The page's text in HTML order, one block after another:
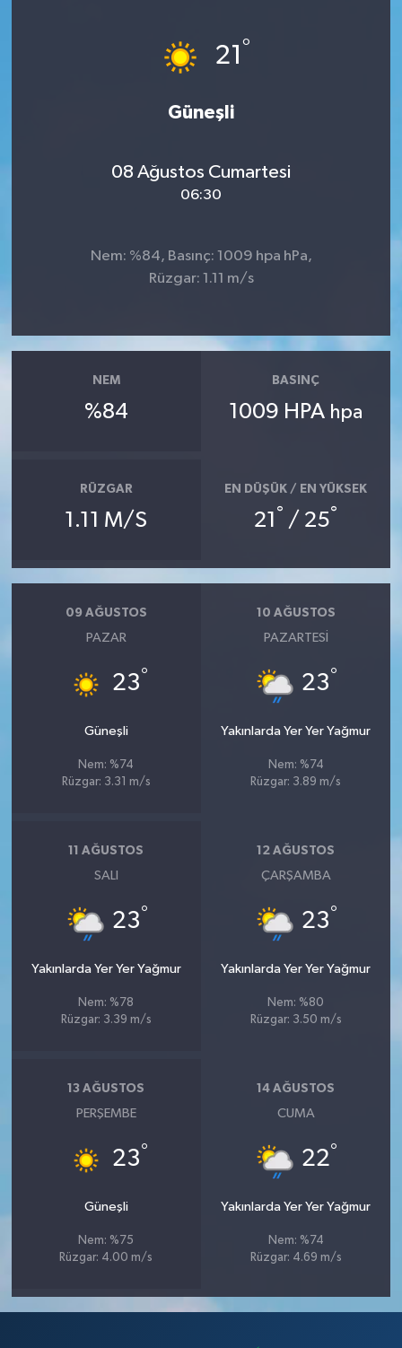
21 °
Güneşli
08 Ağustos Cumartesi
06:30
Nem: %84, Basınç: 1009 hpa hPa,
Rüzgar: 1.11 m/s
NEM
%84
BASINÇ
1009 HPA hpa
RÜZGAR
1.11 M/S
EN DÜŞÜK / EN YÜKSEK
21 ° / 25°
09 AĞUSTOS
PAZAR
23°
Güneşli
Nem: %74
Rüzgar: 3.31 m/s
10 AĞUSTOS
PAZARTESI
23°
Yakınlarda Yer Yer Yağmur
Nem: %74
Rüzgar: 3.89 m/s
11 AĞUSTOS
SALI
23°
Yakınlarda Yer Yer Yağmur
Nem: %78
Rüzgar: 3.39 m/s
12 AĞUSTOS
ÇARŞAMBA
23°
Yakınlarda Yer Yer Yağmur
Nem: %80
Rüzgar: 3.50 m/s
13 AĞUSTOS
PERŞEMBE
23°
Güneşli
Nem: %75
Rüzgar: 4.00 m/s
14 AĞUSTOS
CUMA
22°
Yakınlarda Yer Yer Yağmur
Nem: %74
Rüzgar: 4.69 m/s
Magazin
Sağlık
Sosyal medya
Televizyon
Yaşam